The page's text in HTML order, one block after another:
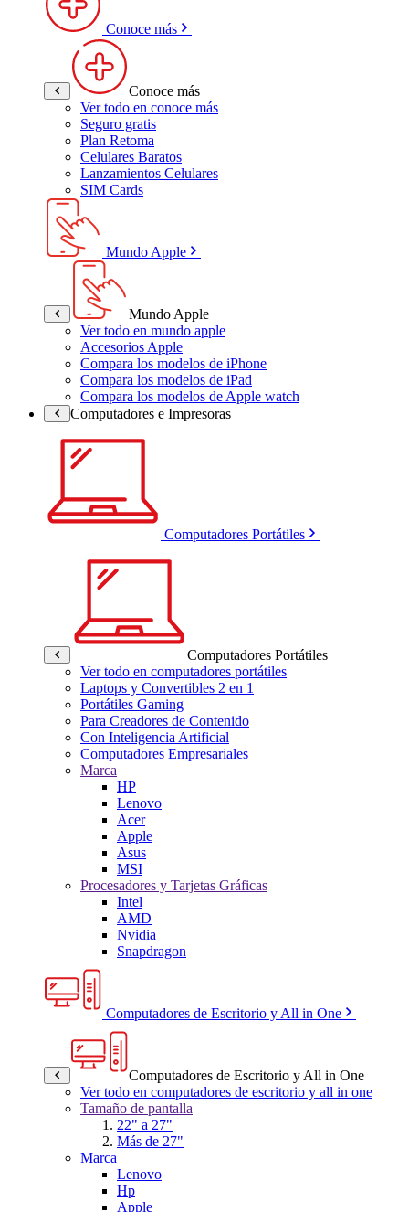
Conoce más
Conoce más
Ver todo en conoce más
Seguro gratis
Plan Retoma
Celulares Baratos
Lanzamientos Celulares
SIM Cards
Mundo Apple
Mundo Apple
Ver todo en mundo apple
Accesorios Apple
Compara los modelos de iPhone
Compara los modelos de iPad
Compara los modelos de Apple watch
Computadores e Impresoras
Computadores Portátiles
Computadores Portátiles
Ver todo en computadores portátiles
Laptops y Convertibles 2 en 1
Portátiles Gaming
Para Creadores de Contenido
Con Inteligencia Artificial
Computadores Empresariales
Marca
HP
Lenovo
Acer
Apple
Asus
MSI
Procesadores y Tarjetas Gráficas
Intel
AMD
Nvidia
Snapdragon
Computadores de Escritorio y All in One
Computadores de Escritorio y All in One
Ver todo en computadores de escritorio y all in one
Tamaño de pantalla
22" a 27"
Más de 27"
Marca
Lenovo
Hp
Apple